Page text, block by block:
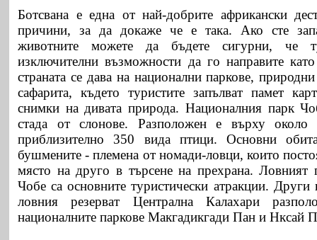
Ботсвана е една от най-добрите африкански
причини, за да докаже че е така. Ако сте
животните можете да бъдете сигурни, че
изключителни възможности да го направите
страната се дава на национални паркове,
сафарита, където туристите запълват памет
снимки на дивата природа. Националния парк
стада от слонове. Разположен е върху
приблизително 350 вида птици. Основни
бушмените - племена от номади-ловци, които
място на друго в търсене на прехрана.
Чобе са основните туристически атракции. Други
ловния резерват Централна Калахари
националните паркове Макгадикгади Пан и Нксай